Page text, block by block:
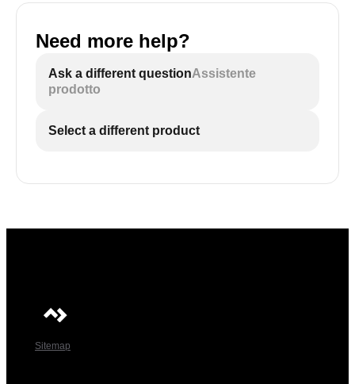
Need more help?
Ask a different questionAssistente
prodotto
Select a different product
Sitemap